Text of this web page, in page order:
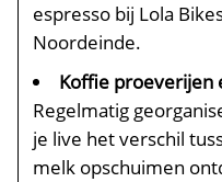
espresso bij Lola
Noordeinde.​
Koffie proeverijen
Regelmatig
je live het verschil
melk opschuimen